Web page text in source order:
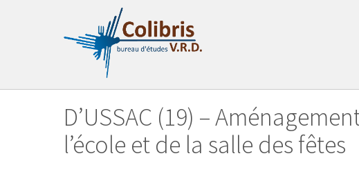
D’USSAC (19) –
l’école et de la salle des fêtes